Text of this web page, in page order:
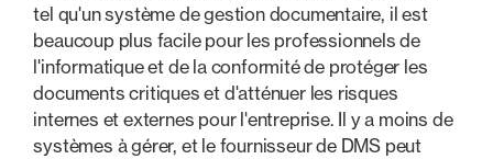
tel qu'un système de gestion documentaire, il est
beaucoup plus facile pour les professionnels de
l'informatique et de la conformité de protéger les
documents critiques et d'atténuer les risques
internes et externes pour l'entreprise. Il y a moins de
systèmes à gérer, et le fournisseur de DMS peut